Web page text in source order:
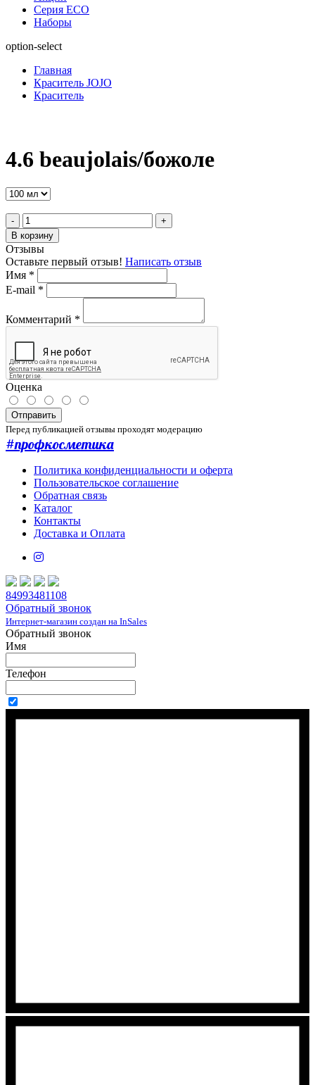
Серия ECO
Наборы
option-select
Главная
Краситель JOJO
Краситель
4.6 beaujolais/божоле
-
+
В корзину
Отзывы
Оставьте первый отзыв! Написать отзыв
Имя *
E-mail *
Комментарий *
Оценка
Отправить
Перед публикацией отзывы проходят модерацию
#профкосметика
Политика конфиденциальности и оферта
Пользовательское соглашение
Обратная связь
Каталог
Контакты
Доставка и Оплата
84993481108
Обратный звонок
Интернет-магазин создан на InSales
Обратный звонок
Имя
Телефон